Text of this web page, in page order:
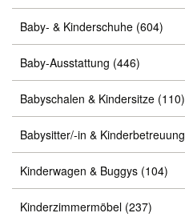
Baby- & Kinderschuhe (604)
Baby-Ausstattung (446)
Babyschalen & Kindersitze (110)
Babysitter/-in & Kinderbetreuung
Kinderwagen & Buggys (104)
Kinderzimmermöbel (237)